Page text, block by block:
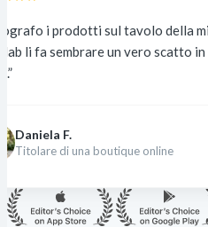
tavolo della mia cucina.
un vero scatto in studio ogni
online